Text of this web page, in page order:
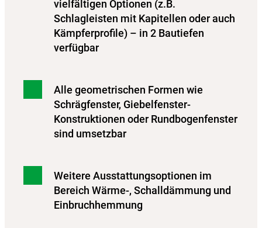
vielfältigen Optionen (z.B.
Schlagleisten mit Kapitellen oder auch
Kämpferprofile) – in 2 Bautiefen
verfügbar
Alle geometrischen Formen wie
Schrägfenster, Giebelfenster-
Konstruktionen oder Rundbogenfenster
sind umsetzbar
Weitere Ausstattungsoptionen im
Bereich Wärme-, Schalldämmung und
Einbruchhemmung